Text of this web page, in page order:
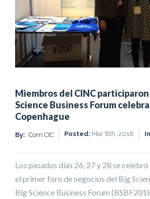
Miembros del CINC
Science Business Forum
Copenhague
By: Com CIC Posted: Mar 8th, 2018
Los pasados días 26, 27 y 28 se
el primer foro de negocios del Big
Big Science Business Forum